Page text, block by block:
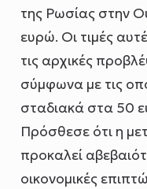
της Ρωσίας στην
ευρώ. Οι τιμές
τις αρχικές
σύμφωνα με τις
σταδιακά στα 50
Πρόσθεσε ότι η
προκαλεί
οικονομικές